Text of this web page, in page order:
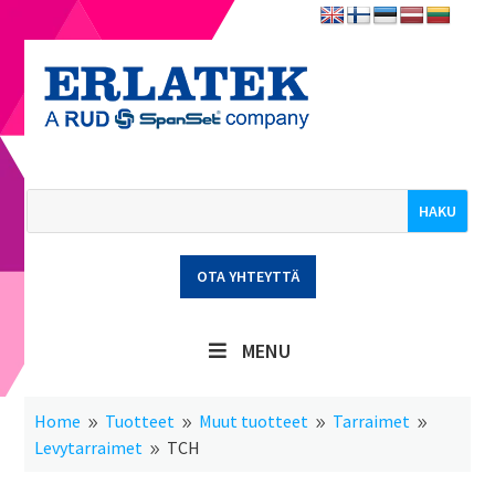
OTA YHTEYTTÄ
MENU
Home 9 Tuotteet 9 Muut tuotteet 9 Tarraimet 9
Levytarraimet 9 TCH